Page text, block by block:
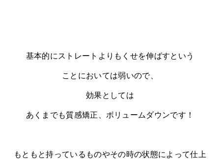
基本的にストレートよりもくせを伸ばすという
ことにおいては弱いので、
効果としては
あくまでも質感矯正、ボリュームダウンです！
もともと持っているものやその時の状態によって仕上